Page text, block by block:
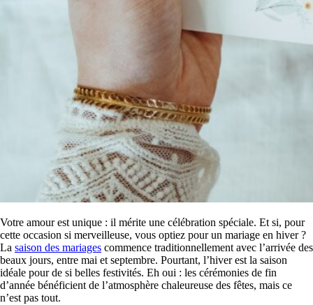
Votre amour est unique : il mérite une célébration spéciale. Et si, pour
cette occasion si merveilleuse, vous optiez pour un mariage en hiver ?
La saison des mariages commence traditionnellement avec l’arrivée des
beaux jours, entre mai et septembre. Pourtant, l’hiver est la saison
idéale pour de si belles festivités. Eh oui : les cérémonies de fin
d’année bénéficient de l’atmosphère chaleureuse des fêtes, mais ce
n’est pas tout.